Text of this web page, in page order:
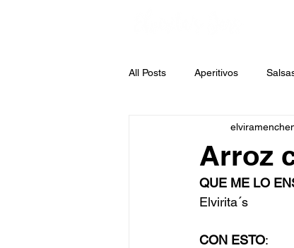
All Posts Aperitivos
Legumbres
Ensaladas Jars
Arroz
QUE ME LO
Elvirita´s
CON ESTO: